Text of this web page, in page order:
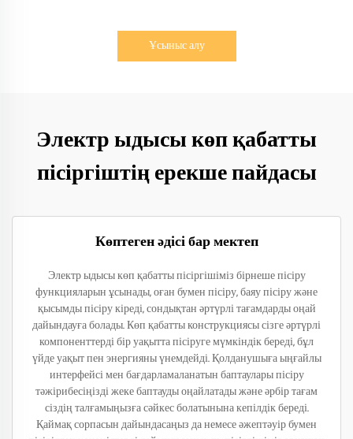
Ұсыныс алу
Электр ыдысы көп қабатты
пісіргіштің ерекше пайдасы
Көптеген әдісі бар мектеп
Электр ыдысы көп қабатты пісіргішіміз бірнеше пісіру
функцияларын ұсынады, оған бумен пісіру, баяу пісіру және
қысымды пісіру кіреді, сондықтан әртүрлі тағамдарды оңай
дайындауға болады. Көп қабатты конструкциясы сізге әртүрлі
компоненттерді бір уақытта пісіруге мүмкіндік береді, бұл
үйде уақыт пен энергияны үнемдейді. Қолданушыға ыңғайлы
интерфейсі мен бағдарламаланатын баптаулары пісіру
тәжірибесіңізді жеке баптауды оңайлатады және әрбір тағам
сіздің талғамыңызға сәйкес болатынына кепілдік береді.
Қаймақ сорпасын дайындасаңыз да немесе әжептәуір бумен